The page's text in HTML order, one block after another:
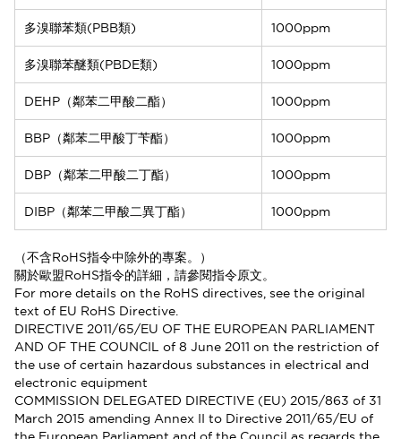
多溴聯苯類(PBB類) 1000ppm
多溴聯苯醚類(PBDE類) 1000ppm
DEHP（鄰苯二甲酸二酯） 1000ppm
BBP（鄰苯二甲酸丁苄酯） 1000ppm
DBP（鄰苯二甲酸二丁酯） 1000ppm
DIBP（鄰苯二甲酸二異丁酯） 1000ppm
（不含RoHS指令中除外的專案。）
關於歐盟RoHS指令的詳細，請參閱指令原文。
For more details on the RoHS directives, see the original
text of EU RoHS Directive.
DIRECTIVE 2011/65/EU OF THE EUROPEAN PARLIAMENT
AND OF THE COUNCIL of 8 June 2011 on the restriction of
the use of certain hazardous substances in electrical and
electronic equipment
COMMISSION DELEGATED DIRECTIVE (EU) 2015/863 of 31
March 2015 amending Annex II to Directive 2011/65/EU of